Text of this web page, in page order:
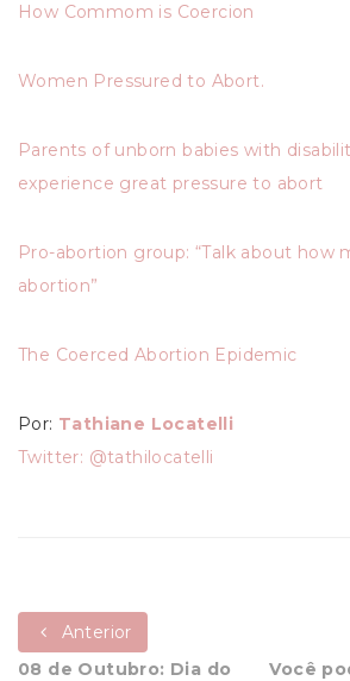
How Commom is Coercion
Women Pressured to Abort.
Parents of unborn babies with
experience great pressure to abort
Pro-abortion group: “Talk about how
abortion”
The Coerced Abortion Epidemic
Por: Tathiane Locatelli
Twitter: @tathilocatelli
Anterior
08 de Outubro: Dia do
Você